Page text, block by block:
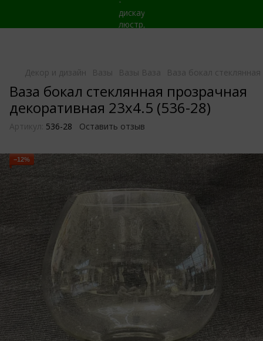
Декор и дизайн Вазы Вазы Ваза Ваза бокал
Ваза бокал стеклянная прозрачная
декоративная 23x4.5 (536-28)
Артикул: 536-28 Оставить отзыв
−12%